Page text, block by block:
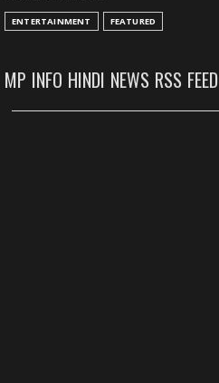
ENTERTAINMENT FEATURED
MP INFO HINDI NEWS RSS FEED